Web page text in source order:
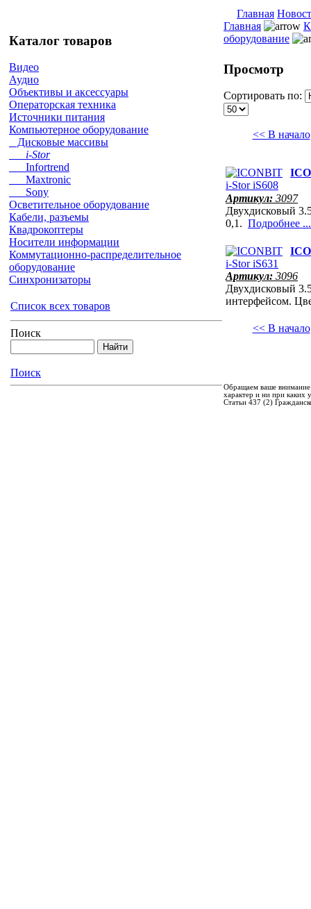
Главная
Каталог товаров
Видео
Аудио
Объективы и аксессуары
Операторская техника
Источники питания
Компьютерное оборудование
Дисковые массивы
i-Stor
Infortrend
Maxtronic
Sony
Осветительное оборудование
Кабели, разъемы
Квадрокоптеры
Носители информации
Коммутационно-распределительное
оборудование
Синхронизаторы
Список всех товаров
Поиск
Поиск
Главная
оборудование
Просмотр
Сортировать по:
<< В начало
Артикул: 3097
Двухдисковый
0,1. Подробнее ...
Артикул: 3096
Двухдисковый
интерфейсом.
<< В начало
Обращаем ваше
характер и ни при каких
Статьи 437 (2)